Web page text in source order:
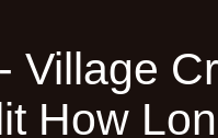
Village
How